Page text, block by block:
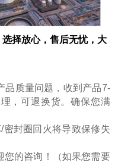
择放心，售后无忧，大
品质量问题，收到产品7-
，可退换货。确保您满
密封圈回火将导致保修失
您的咨询！（如果您需要